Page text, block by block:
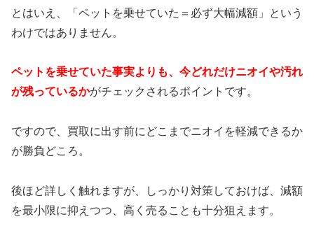
とはいえ、「ペットを乗せていた＝必ず大幅減額」という
わけではありません。
ペットを乗せていた事実よりも、今どれだけニオイや汚れ
が残っているかがチェックされるポイントです。
ですので、買取に出す前にどこまでニオイを軽減できるか
が勝負どころ。
後ほど詳しく触れますが、しっかり対策しておけば、減額
を最小限に抑えつつ、高く売ることも十分狙えます。